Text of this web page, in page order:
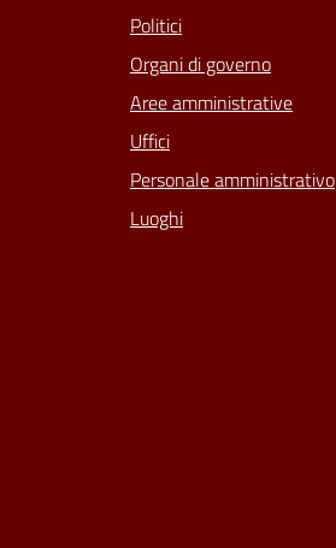
Politici
Organi di governo
Aree amministrative
Uffici
Personale amministrativo
Luoghi